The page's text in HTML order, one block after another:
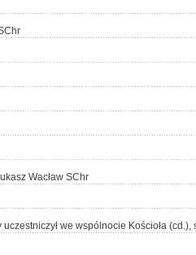
Wacław SChr
we wspólnocie Kościoła